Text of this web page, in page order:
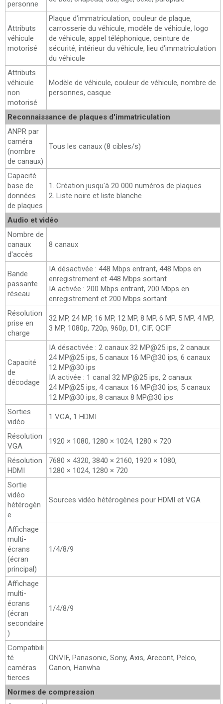
personne
Attributs
véhicule
motorisé
Plaque d'immatriculation, couleur de plaque,
carrosserie du véhicule, modèle de véhicule, logo
de véhicule, appel téléphonique, ceinture de
sécurité, intérieur du véhicule, lieu d'immatriculation
du véhicule
Attributs
véhicule
non
motorisé
Modèle de véhicule, couleur de véhicule, nombre de
personnes, casque
Reconnaissance de plaques d'immatriculation
ANPR par
caméra
(nombre
de canaux)
Tous les canaux (8 cibles/s)
Capacité
base de
données
de plaques
1. Création jusqu'à 20 000 numéros de plaques
2. Liste noire et liste blanche
Audio et vidéo
Nombre de
canaux
d'accès
8 canaux
Bande
passante
réseau
IA désactivée : 448 Mbps entrant, 448 Mbps en
enregistrement et 448 Mbps sortant
IA activée : 200 Mbps entrant, 200 Mbps en
enregistrement et 200 Mbps sortant
Résolution
prise en
charge
32 MP, 24 MP, 16 MP, 12 MP, 8 MP, 6 MP, 5 MP, 4 MP,
3 MP, 1080p, 720p, 960p, D1, CIF, QCIF
Capacité
de
décodage
IA désactivée : 2 canaux 32 MP@25 ips, 2 canaux
24 MP@25 ips, 5 canaux 16 MP@30 ips, 6 canaux
12 MP@30 ips
IA activée : 1 canal 32 MP@25 ips, 2 canaux
24 MP@25 ips, 4 canaux 16 MP@30 ips, 5 canaux
12 MP@30 ips, 8 canaux 8 MP@30 ips
Sorties
vidéo
1 VGA, 1 HDMI
Résolution
VGA
1920 × 1080, 1280 × 1024, 1280 × 720
Résolution
HDMI
7680 × 4320, 3840 × 2160, 1920 × 1080,
1280 × 1024, 1280 × 720
Sortie
vidéo
hétérogèn
e
Sources vidéo hétérogènes pour HDMI et VGA
Affichage
multi-
écrans
(écran
principal)
1/4/8/9
Affichage
multi-
écrans
(écran
secondaire
)
1/4/8/9
Compatibili
té
caméras
tierces
ONVIF, Panasonic, Sony, Axis, Arecont, Pelco,
Canon, Hanwha
Normes de compression